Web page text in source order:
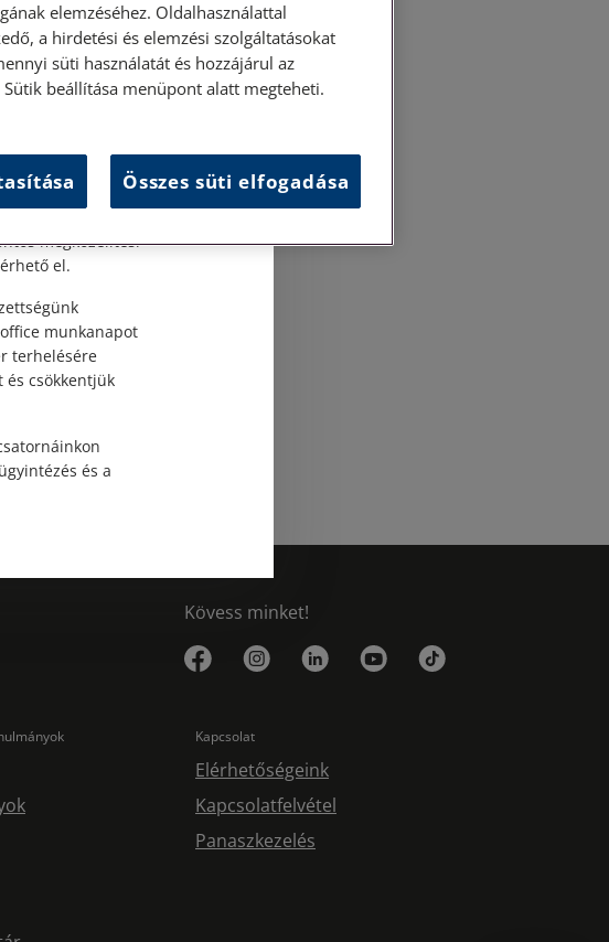
Kövess minket!
Kapcsolat
Elérhetőségeink
Kapcsolatfelvétel
Panaszkezelés
megközelítési
el.
munkanapot
terhelésére
és csökkentjük
és a
elemzéséhez. Oldalhasználattal
a hirdetési és elemzési szolgáltatásokat
süti használatát és hozzájárul az
beállítása menüpont alatt megteheti.
Összes süti elfogadása